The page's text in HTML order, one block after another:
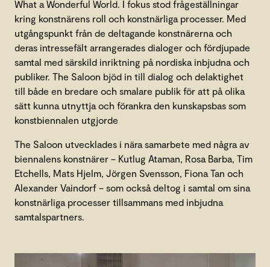
What a Wonderful World. I fokus stod frågeställningar
kring konstnärens roll och konstnärliga processer. Med
utgångspunkt från de deltagande konstnärerna och
deras intressefält arrangerades dialoger och fördjupade
samtal med särskild inriktning på nordiska inbjudna och
publiker. The Saloon bjöd in till dialog och delaktighet
till både en bredare och smalare publik för att på olika
sätt kunna utnyttja och förankra den kunskapsbas som
konstbiennalen utgjorde
The Saloon utvecklades i nära samarbete med några av
biennalens konstnärer – Kutlug Ataman, Rosa Barba, Tim
Etchells, Mats Hjelm, Jörgen Svensson, Fiona Tan och
Alexander Vaindorf – som också deltog i samtal om sina
konstnärliga processer tillsammans med inbjudna
samtalspartners.